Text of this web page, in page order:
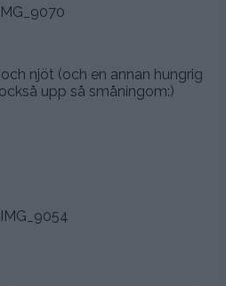
njöt (och en annan hungrig
upp så småningom:)